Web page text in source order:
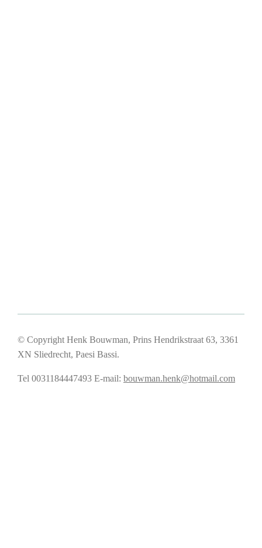
© Copyright Henk Bouwman, Prins Hendrikstraat 63, 3361
XN Sliedrecht, Paesi Bassi.
Tel 0031184447493 E-mail: bouwman.henk@hotmail.com